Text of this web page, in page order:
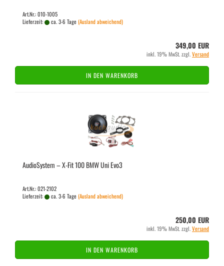
Art.Nr.: 010-1005
Lieferzeit:
ca. 3-6 Tage(Ausland abweichend)
349,00 EUR
inkl. 19% MwSt. zzgl.Versand
IN DEN WARENKORB
Au­dio­Sys­tem – X-Fit 100 BMW Uni Evo3
Art.Nr.: 021-2102
Lieferzeit:
ca. 3-6 Tage(Ausland abweichend)
250,00 EUR
inkl. 19% MwSt. zzgl.Versand
IN DEN WARENKORB